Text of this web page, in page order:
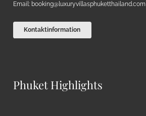
Email: booking@luxuryvillasphuketthailand.com
Kontaktinformation
Phuket Highlights